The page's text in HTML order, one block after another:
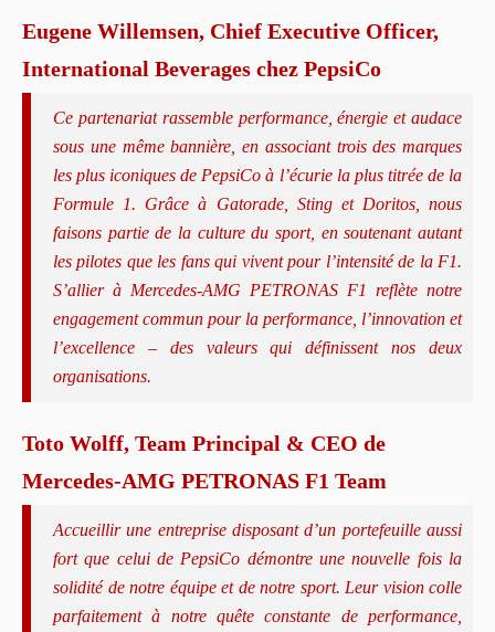
Eugene Willemsen, Chief Executive Officer,
International Beverages chez PepsiCo
Ce partenariat rassemble performance, énergie et audace
sous une même bannière, en associant trois des marques
les plus iconiques de PepsiCo à l’écurie la plus titrée de la
Formule 1. Grâce à Gatorade, Sting et Doritos, nous
faisons partie de la culture du sport, en soutenant autant
les pilotes que les fans qui vivent pour l’intensité de la F1.
S’allier à Mercedes-AMG PETRONAS F1 reflète notre
engagement commun pour la performance, l’innovation et
l’excellence – des valeurs qui définissent nos deux
organisations.
Toto Wolff, Team Principal & CEO de
Mercedes-AMG PETRONAS F1 Team
Accueillir une entreprise disposant d’un portefeuille aussi
fort que celui de PepsiCo démontre une nouvelle fois la
solidité de notre équipe et de notre sport. Leur vision colle
parfaitement à notre quête constante de performance,